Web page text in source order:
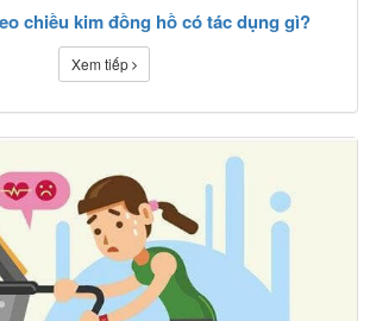
chiều kim đồng hồ có tác dụng gì?
Xem tiếp